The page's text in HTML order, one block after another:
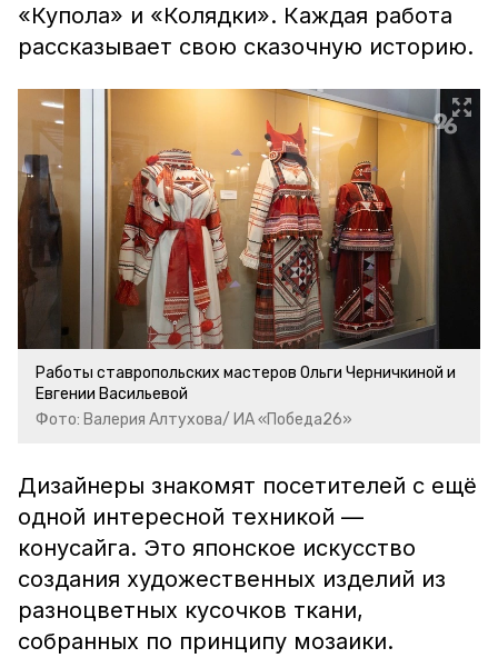
«Купола» и «Колядки». Каждая работа
рассказывает свою сказочную историю.
Работы ставропольских мастеров Ольги Черничкиной и
Евгении Васильевой
Фото: Валерия Алтухова/ ИА «Победа26»
Дизайнеры знакомят посетителей с ещё
одной интересной техникой —
конусайга. Это японское искусство
создания художественных изделий из
разноцветных кусочков ткани,
собранных по принципу мозаики.